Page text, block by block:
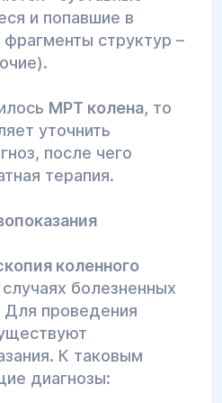
и попавшие в
структур –
МРТ колена, то
уточнить
после чего
терапия.
коленного
болезненных
проведения
К таковым
диагнозы: